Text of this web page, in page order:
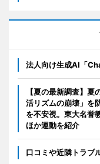
法人向け生成AI「
【夏の最新調査】
活リズムの崩壊」を
を不安視。東大名誉
ほか運動を紹介
口コミや近隣トラブ